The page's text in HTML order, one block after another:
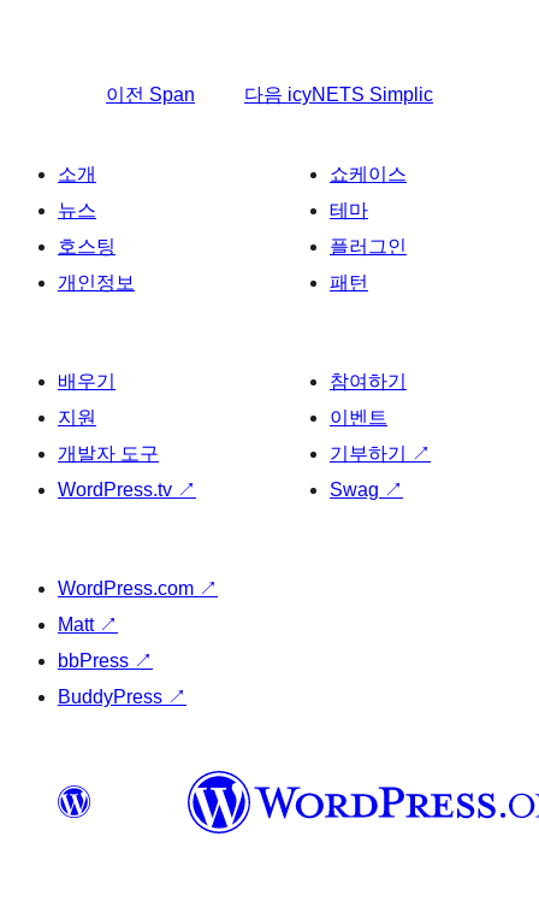
이전 Span 다음 icyNETS Simplic
소개
뉴스
호스팅
개인정보
쇼케이스
테마
플러그인
패턴
배우기
지원
개발자 도구
WordPress.tv ↗
참여하기
이벤트
기부하기
↗
Swag ↗
WordPress.com ↗
Matt ↗
bbPress ↗
BuddyPress ↗